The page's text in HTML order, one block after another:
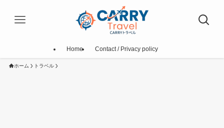
Home Contact / Privacy policy
ホーム トラベル